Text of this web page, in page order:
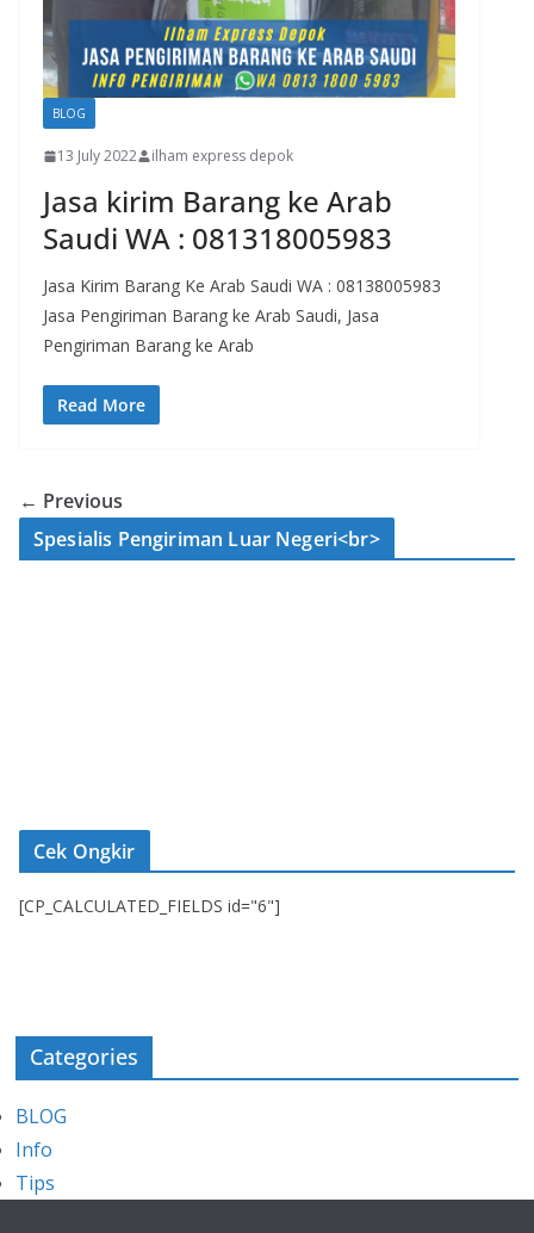
BLOG
13 July 2022 ilham express depok
Jasa kirim Barang ke Arab
Saudi WA : 081318005983
Jasa Kirim Barang Ke Arab Saudi WA : 08138005983
Jasa Pengiriman Barang ke Arab Saudi, Jasa
Pengiriman Barang ke Arab
Read More
← Previous
Spesialis Pengiriman Luar Negeri<br>
Cek Ongkir
[CP_CALCULATED_FIELDS id="6"]
Categories
BLOG
Info
Tips